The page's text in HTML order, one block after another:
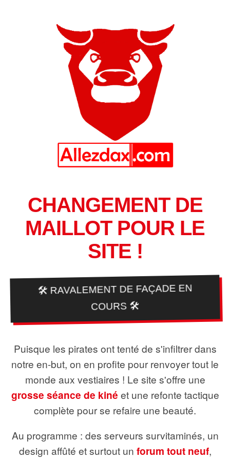
CHANGEMENT DE
MAILLOT POUR LE
SITE !
🛠️ RAVALEMENT DE FAÇADE EN
COURS 🛠️
Puisque les pirates ont tenté de s'infiltrer dans
notre en-but, on en profite pour renvoyer tout le
monde aux vestiaires ! Le site s'offre une
grosse séance de kiné et une refonte tactique
complète pour se refaire une beauté.
Au programme : des serveurs survitaminés, un
design affûté et surtout un forum tout neuf,